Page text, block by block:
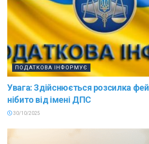
ПОДАТКОВА ІНФОРМУЄ
Увага: Здійснюється розсилка
нібито від імені ДПС
30/10/2025